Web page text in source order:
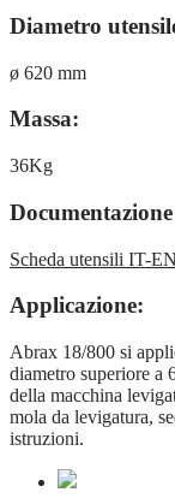
Diametro
ø 620 mm
Massa:
36Kg
Scheda utensili IT-EN
Applicazione:
Abrax 18/800 si
diametro superiore a
della macchina
mola da levigatura,
istruzioni.